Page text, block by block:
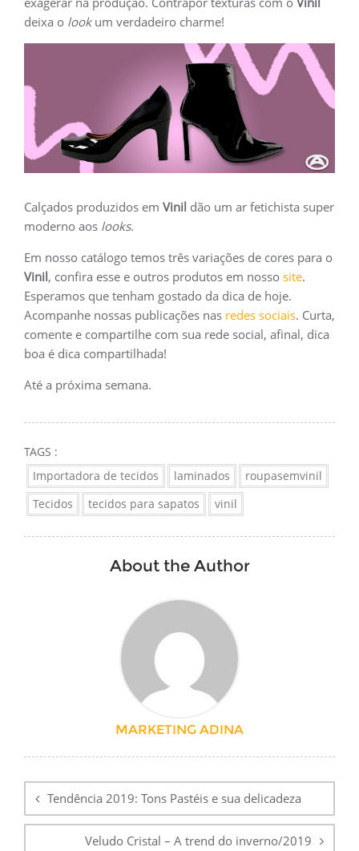
deixa o lookum verdadeiro charme!
Calçados produzidos em Vinil dão um ar fetichista super
moderno aos looks.
Em nosso catálogo temos três variações de cores para o
Vinil, confira esse e outros produtos em nosso site.
Esperamos que tenham gostado da dica de hoje.
Acompanhe nossas publicações nas redes sociais. Curta,
comente e compartilhe com sua rede social, afinal, dica
boa é dica compartilhada!
Até a próxima semana.
TAGS :
Importadora de tecidos
laminados
roupasemvinil
Tecidos
tecidos para sapatos vinil
About the Author
MARKETING ADINA
de
Post
Tendência 2019: Tons Pastéis e sua delicadeza
Veludo Cristal – A trend do inverno/2019